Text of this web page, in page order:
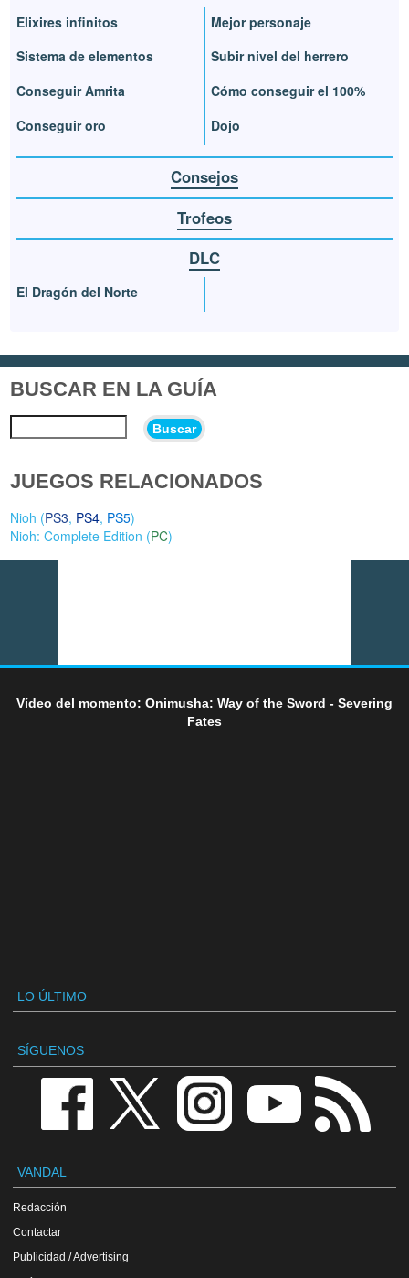
Elixires infinitos
Sistema de elementos
Conseguir Amrita
Conseguir oro
Mejor personaje
Subir nivel del herrero
Cómo conseguir el 100%
Dojo
Consejos
Trofeos
DLC
El Dragón del Norte
BUSCAR EN LA GUÍA
Buscar
JUEGOS RELACIONADOS
Nioh (PS3, PS4, PS5)
Nioh: Complete Edition (PC)
Vídeo del momento: Onimusha: Way of the Sword - Severing
Fates
LO ÚLTIMO
SÍGUENOS
VANDAL
Redacción
Contactar
Publicidad / Advertising